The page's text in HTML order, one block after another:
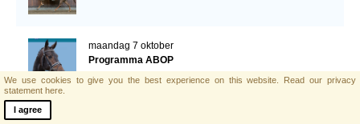
maandag 7 oktober
Programma ABOP
We use cookies to give you the best experience on this website. Read our privacy
statement here.
I agree